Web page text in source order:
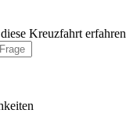
Kreuzfahrt